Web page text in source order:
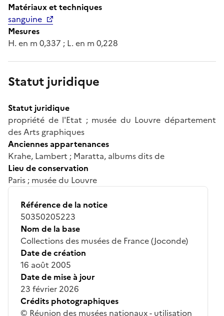
Matériaux et techniques
sanguine
Mesures
H. en m 0,337 ; L. en m 0,228
Statut juridique
Statut juridique
propriété de l'Etat ; musée du Louvre département
des Arts graphiques
Anciennes appartenances
Krahe, Lambert ; Maratta, albums dits de
Lieu de conservation
Paris ; musée du Louvre
Référence de la notice
50350205223
Nom de la base
Collections des musées de France (Joconde)
Date de création
16 août 2005
Date de mise à jour
23 février 2026
Crédits photographiques
© Réunion des musées nationaux - utilisation